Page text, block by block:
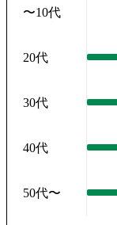
〜10代
20代
30代
40代
50代〜